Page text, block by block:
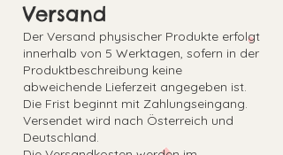
Versand
Der Versand physischer Produkte erfolgt
innerhalb von 5 Werktagen, sofern in der
Produktbeschreibung keine
abweichende Lieferzeit angegeben ist.
Die Frist beginnt mit Zahlungseingang.
Versendet wird nach Österreich und
Deutschland.